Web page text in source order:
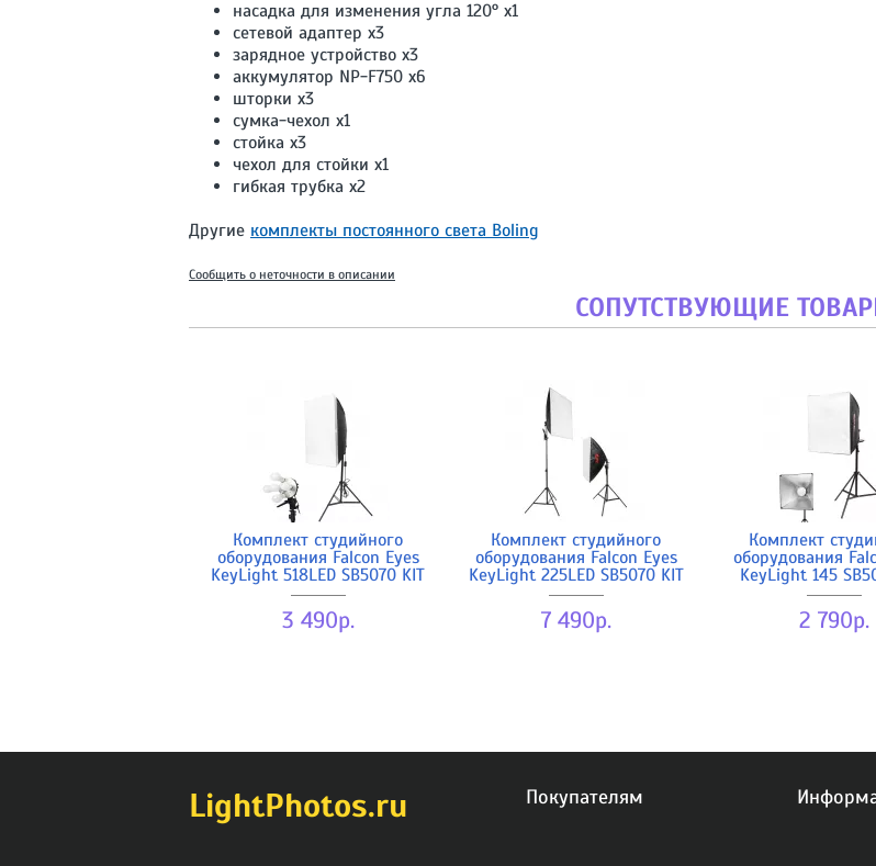
насадка для изменения угла 120° х1
сетевой адаптер х3
зарядное устройство х3
аккумулятор NP-F750 х6
шторки х3
сумка-чехол х1
стойка х3
чехол для стойки х1
гибкая трубка х2
Другие комплекты постоянного света Boling
Сообщить о неточности в описании
СОПУТСТВУЮЩИЕ
Комплект студийного
оборудования Falcon Eyes
KeyLight 518LED SB5070 KIT
3 490р.
Комплект студийного
оборудования Falcon Eyes
KeyLight 225LED SB5070 KIT
7 490р.
Комплект
оборудования
KeyLight 145
2 790р.
LightPhotos.ru Покупателям